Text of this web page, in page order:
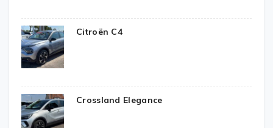
Citroën C4
Crossland Elegance